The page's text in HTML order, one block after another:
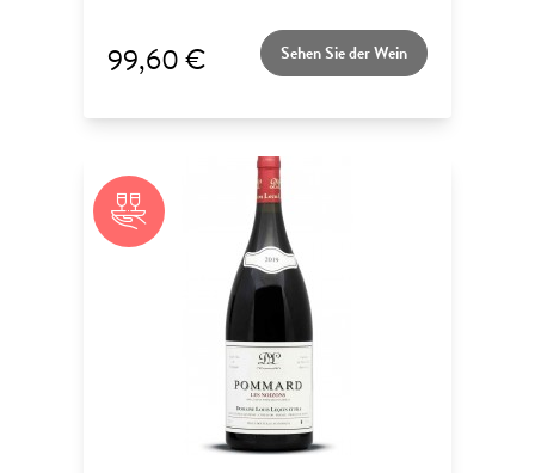
99,60 € Sehen Sie der Wein